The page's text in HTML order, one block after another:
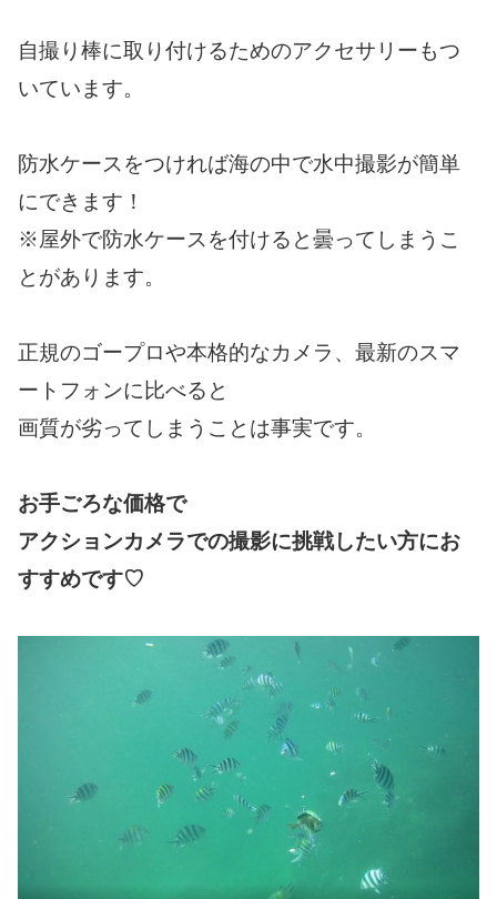
自撮り棒に取り付けるためのアクセサリーもつ
いています。
防水ケースをつければ海の中で水中撮影が簡単
にできます！
※屋外で防水ケースを付けると曇ってしまうこ
とがあります。
正規のゴープロや本格的なカメラ、最新のスマ
ートフォンに比べると
画質が劣ってしまうことは事実です。
お手ごろな価格で
アクションカメラでの撮影に挑戦したい方にお
すすめです♡